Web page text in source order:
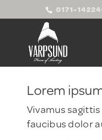
0171-
Lorem
Vivamus
faucibus dolor